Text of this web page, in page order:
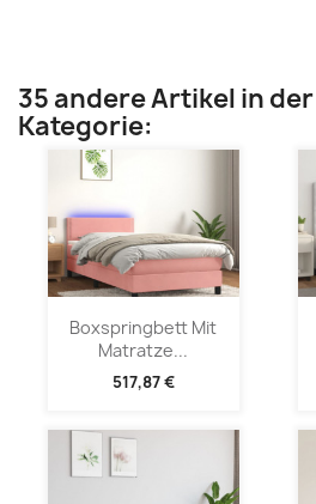
35 andere Artikel in
Kategorie:
Boxspringbett Mit
Matratze...
517,87 €